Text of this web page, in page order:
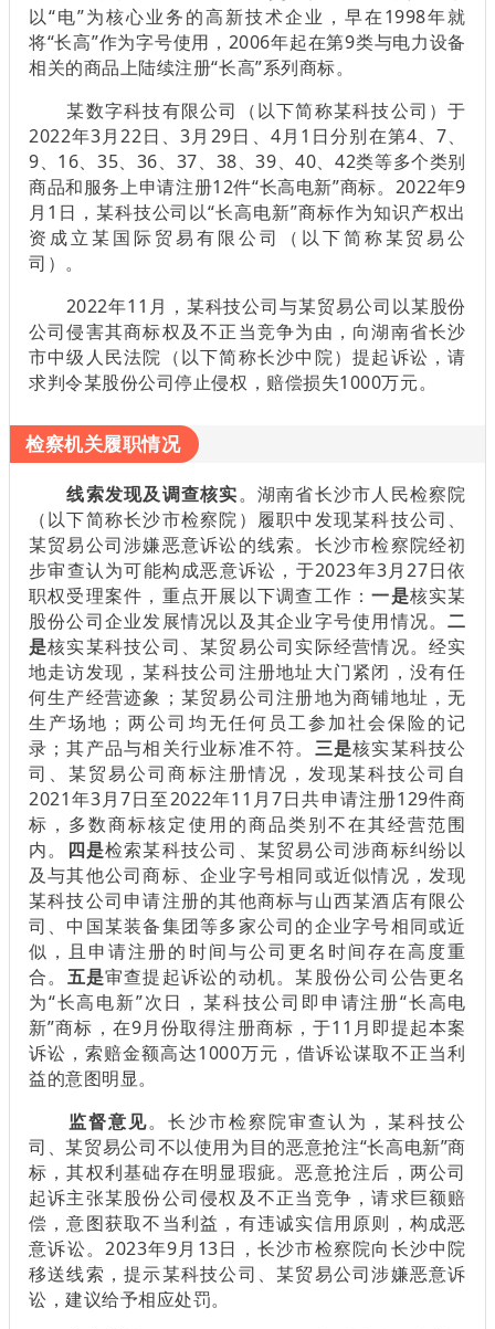
以“电”为核心业务的高新技术企业，早在1998年就
将“长高”作为字号使用，2006年起在第9类与电力设备
相关的商品上陆续注册“长高”系列商标。
某数字科技有限公司（以下简称某科技公司）于
2022年3月22日、3月29日、4月1日分别在第4、7、
9、16、35、36、37、38、39、40、42类等多个类别
商品和服务上申请注册12件“长高电新”商标。2022年9
月1日，某科技公司以“长高电新”商标作为知识产权出
资成立某国际贸易有限公司（以下简称某贸易公
司）。
2022年11月，某科技公司与某贸易公司以某股份
公司侵害其商标权及不正当竞争为由，向湖南省长沙
市中级人民法院（以下简称长沙中院）提起诉讼，请
求判令某股份公司停止侵权，赔偿损失1000万元。
检察机关履职情况
线索发现及调查核实。湖南省长沙市人民检察院
（以下简称长沙市检察院）履职中发现某科技公司、
某贸易公司涉嫌恶意诉讼的线索。长沙市检察院经初
步审查认为可能构成恶意诉讼，于2023年3月27日依
职权受理案件，重点开展以下调查工作：一是核实某
股份公司企业发展情况以及其企业字号使用情况。二
是核实某科技公司、某贸易公司实际经营情况。经实
地走访发现，某科技公司注册地址大门紧闭，没有任
何生产经营迹象；某贸易公司注册地为商铺地址，无
生产场地；两公司均无任何员工参加社会保险的记
录；其产品与相关行业标准不符。 三是核实某科技公
司、某贸易公司商标注册情况，发现某科技公司自
2021年3月7日至2022年11月7日共申请注册129件商
标，多数商标核定使用的商品类别不在其经营范围
内。
四是检索某科技公司、某贸易公司涉商标纠纷以
及与其他公司商标、企业字号相同或近似情况，发现
某科技公司申请注册的其他商标与山西某酒店有限公
司、中国某装备集团等多家公司的企业字号相同或近
似，且申请注册的时间与公司更名时间存在高度重
合。 五是审查提起诉讼的动机。某股份公司公告更名
为“长高电新”次日，某科技公司即申请注册“长高电
新”商标，在9月份取得注册商标，于11月即提起本案
诉讼，索赔金额高达1000万元，借诉讼谋取不正当利
益的意图明显。
监督意见。长沙市检察院审查认为，某科技公
司、某贸易公司不以使用为目的恶意抢注“长高电新”商
标，其权利基础存在明显瑕疵。恶意抢注后，两公司
起诉主张某股份公司侵权及不正当竞争，请求巨额赔
偿，意图获取不当利益，有违诚实信用原则，构成恶
意诉讼。2023年9月13日，长沙市检察院向长沙中院
移送线索，提示某科技公司、某贸易公司涉嫌恶意诉
讼，建议给予相应处罚。